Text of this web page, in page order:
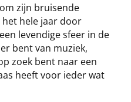
zijn bruisende
hele jaar door
levendige sfeer in de
bent van muziek,
zoek bent naar een
heeft voor ieder wat